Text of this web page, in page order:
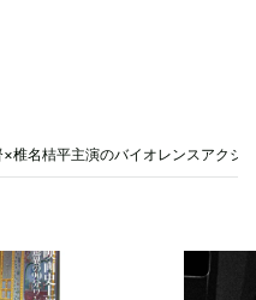
×椎名桔平主演のバイオレンスアクシ